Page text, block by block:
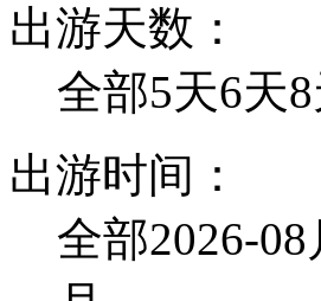
出游天数：
全部5天6天
出游时间：
全部2026-08